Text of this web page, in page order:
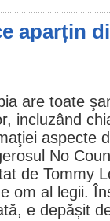
aparțin
are toate
incluzând
aspecte
No
de Tommy
om al legii.
e depășit